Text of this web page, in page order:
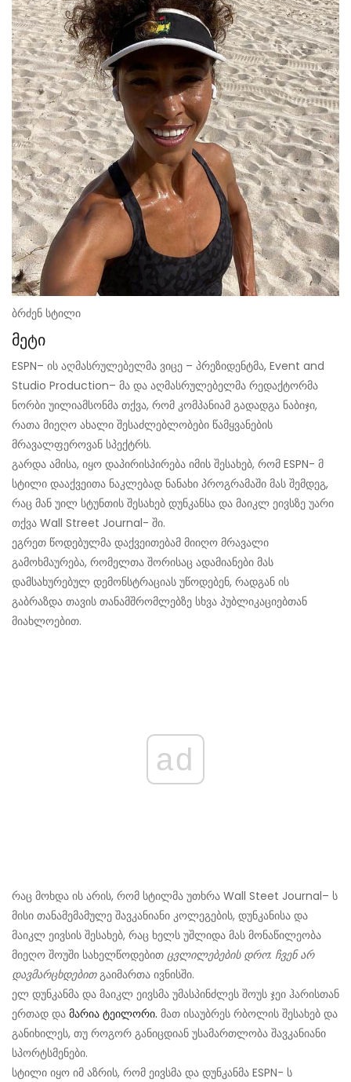
ბრძენ სტილი
მეტი
ESPN– ის აღმასრულებელმა ვიცე – პრეზიდენტმა, Event and
Studio Production– მა და აღმასრულებელმა რედაქტორმა
ნორბი უილიამსონმა თქვა, რომ კომპანიამ გადადგა ნაბიჯი,
რათა მიეღო ახალი შესაძლებლობები წამყვანების
მრავალფეროვან სპექტრს.
გარდა ამისა, იყო დაპირისპირება იმის შესახებ, რომ ESPN- მ
სტილი დააქვეითა ნაკლებად ნანახი პროგრამაში მას შემდეგ,
რაც მან უილ სტუნთის შესახებ დუნკანსა და მაიკლ ეივსზე უარი
თქვა Wall Street Journal- ში.
ეგრეთ წოდებულმა დაქვეითებამ მიიღო მრავალი
გამოხმაურება, რომელთა შორისაც ადამიანები მას
დამსახურებულ დემონსტრაციას უწოდებენ, რადგან ის
გაბრაზდა თავის თანამშრომლებზე სხვა პუბლიკაციებთან
მიახლოებით.
ad
რაც მოხდა ის არის, რომ სტილმა უთხრა Wall Steet Journal– ს
მისი თანამემამულე შავკანიანი კოლეგების, დუნკანისა და
მაიკლ ეივსის შესახებ, რაც ხელს უშლიდა მას მონაწილეობა
მიეღო შოუში სახელწოდებით ცვლილებების დრო: ჩვენ არ
დავმარცხდებითგაიმართა ივნისში.
ელ დუნკანმა და მაიკლ ეივსმა უმასპინძლეს შოუს ჯეი ჰარისთან
ერთად და მარია ტეილორი. მათ ისაუბრეს რბოლის შესახებ და
განიხილეს, თუ როგორ განიცდიან უსამართლობა შავკანიანი
სპორტსმენები.
სტილი იყო იმ აზრის, რომ ეივსმა და დუნკანმა ESPN- ს